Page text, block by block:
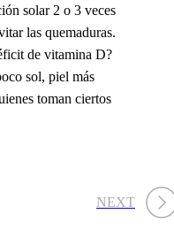
solar 2 o 3 veces
las quemaduras.
de vitamina D?
sol, piel más
toman ciertos
NEXT